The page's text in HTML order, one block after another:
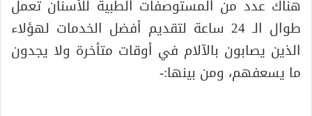
هناك عدد من المستوصفات الطبية للأسنان تعمل
طوال الـ 24 ساعة لتقديم أفضل الخدمات لهؤلاء
الذين يصابون بالآلام في أوقات متأخرة ولا يجدون
ما يسعفهم، ومن بينها:-